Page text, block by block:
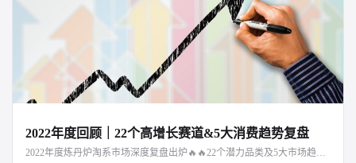
2022年度回顾｜22个高增长赛道&5大消费趋势复盘
2022年度炼丹炉淘系市场深度复盘出炉🔥🔥22个潜力品类及5大市场趋势解读，点击文章阅读～